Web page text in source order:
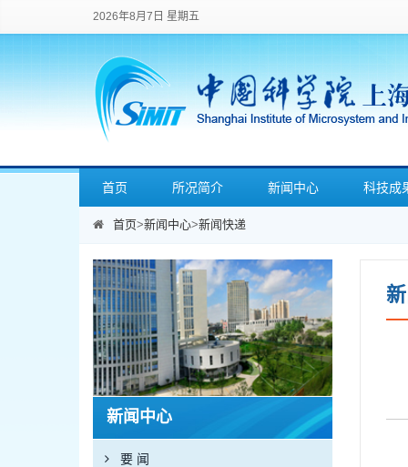
2026年8月7日 星期五
首页 所况简介 新闻中心 科技成
首页>新闻中心>新闻快递
新闻中心
要 闻